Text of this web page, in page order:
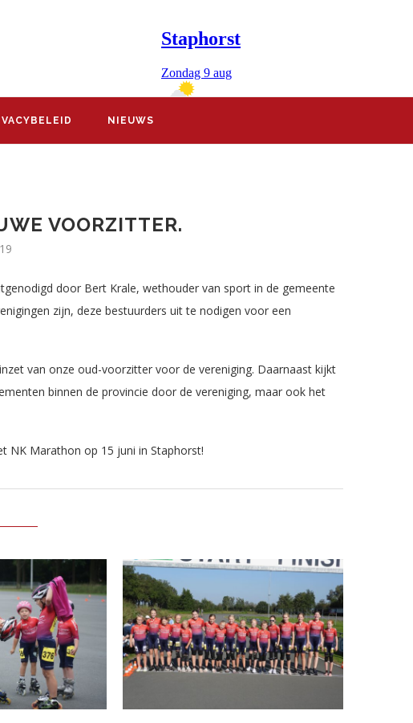
NIEUWS
VOORZITTER.
door Bert Krale, wethouder van sport in de gemeente
zijn, deze bestuurders uit te nodigen voor een
van onze oud-voorzitter voor de vereniging. Daarnaast kijkt
binnen de provincie door de vereniging, maar ook het
NK Marathon op 15 juni in Staphorst!